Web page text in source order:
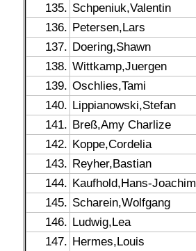
135. Schpeniuk,Valentin
136. Petersen,Lars
137. Doering,Shawn
138. Wittkamp,Juergen
139. Oschlies,Tami
140. Lippianowski,Stefan
141. Breß,Amy Charlize
142. Koppe,Cordelia
143. Reyher,Bastian
144. Kaufhold,Hans-Joachim
145. Scharein,Wolfgang
146. Ludwig,Lea
147. Hermes,Louis